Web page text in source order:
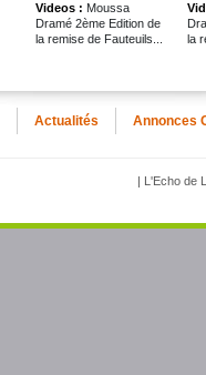
Videos : Moussa
Dramé 2ème Edition de
la remise de Fauteuils...
la
Actualités Annonces
| L'Echo de